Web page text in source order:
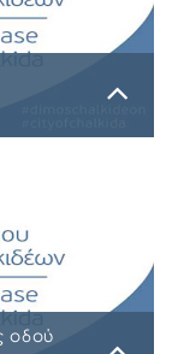
ΠΙΝΑΚΑΣ
οδού